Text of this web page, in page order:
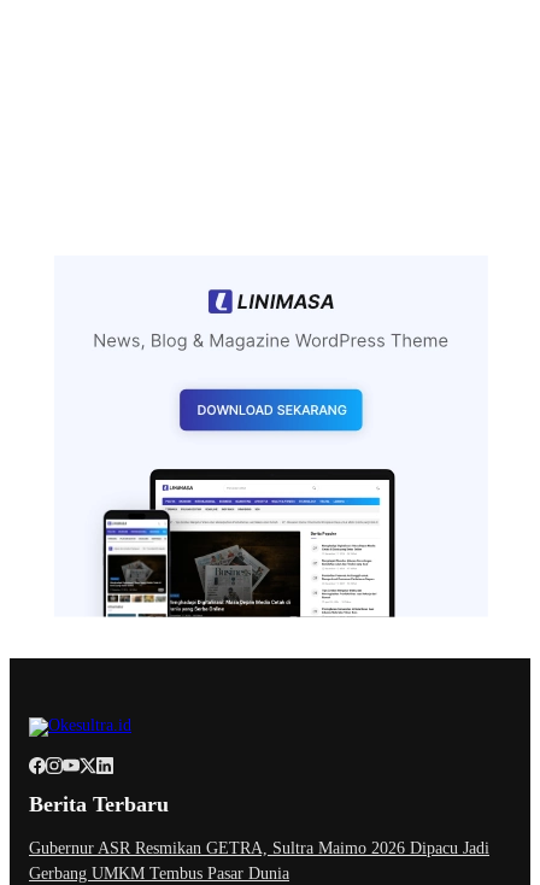
Berita Terbaru
Gubernur ASR Resmikan GETRA, Sultra Maimo 2026 Dipacu Jadi
Gerbang UMKM Tembus Pasar Dunia